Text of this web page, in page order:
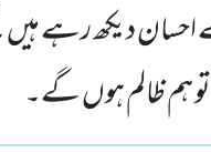
دیکھ رہے ہیں ۔
تو ہم ظالم ہوں گے۔